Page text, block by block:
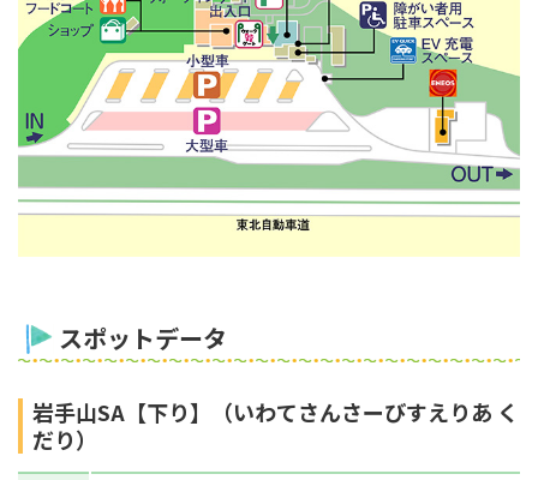
スポットデータ
岩手山SA【下り】（いわてさんさーびすえりあ く
だり）